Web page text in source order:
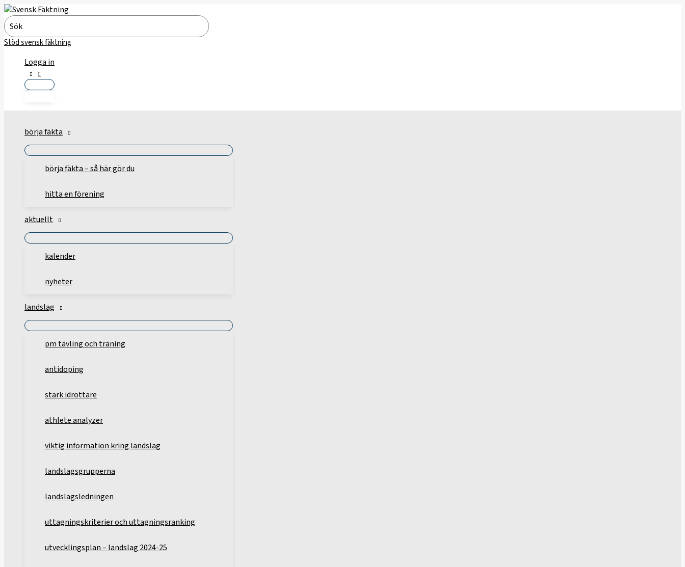
Hoppa
till
innehåll
Search
for:
Stöd svensk fäktning
Logga in
börja fäkta
börja fäkta – så här gör du
hitta en förening
aktuellt
kalender
nyheter
landslag
pm tävling och träning
antidoping
stark idrottare
athlete analyzer
viktig information kring landslag
landslagsgrupperna
landslagsledningen
uttagningskriterier och uttagningsranking
utvecklingsplan – landslag 2024-25